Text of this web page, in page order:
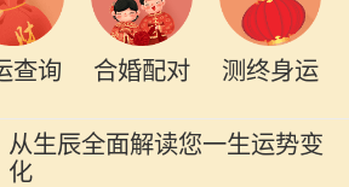
查询 合婚配对 测终身运
从生辰全面解读您一生运势变
化